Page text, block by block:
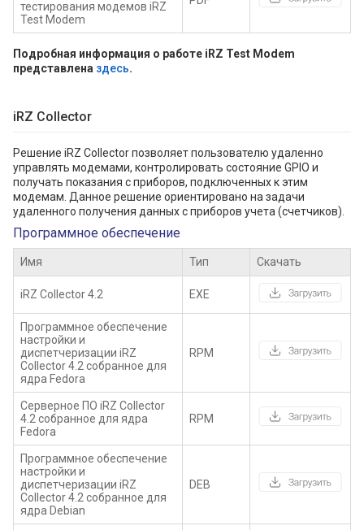
тестирования модемов iRZ
Test Modem
Подробная информация о работе iRZ Test Modem
представлена здесь.
iRZ Collector
Решение iRZ Collector позволяет пользователю удаленно
управлять модемами, контролировать состояние GPIO и
получать показания с приборов, подключенных к этим
модемам. Данное решение ориентировано на задачи
удаленного получения данных с приборов учета (счетчиков).
Программное обеспечение
Имя Тип Скачать
iRZ Collector 4.2 EXE
Программное обеспечение
настройки и
диспетчеризации iRZ
Collector 4.2 собранное для
ядра Fedora
RPM
Серверное ПО iRZ Collector
4.2 собранное для ядра
Fedora
RPM
Программное обеспечение
настройки и
диспетчеризации iRZ
Collector 4.2 собранное для
ядра Debian
DEB